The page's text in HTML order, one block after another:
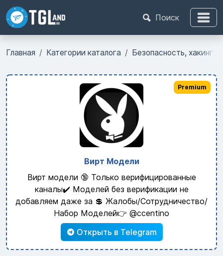
Поиск
Главная Категории каталога Безопасность, хакинг
Вирт Модели
Вирт модели 🔞 Только верифицированные
каналы✔️ Моделей без верификации не
добавляем даже за 💲 Жалобы/Сотрудничество/
Набор Моделей👉 @ccentino
Открыть в Telegram
Premium